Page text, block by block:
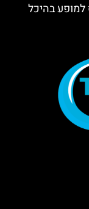
למופע בהיכל